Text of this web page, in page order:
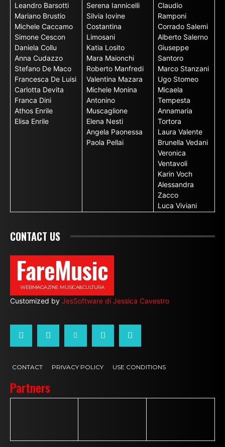
Leandro Barsotti
Mariano Brustio
Michele Caccamo
Simone Cescon
Daniela Collu
Anna Cudazzo
Stefano De Maco
Francesca De Luisi
Carlotta Devita
Franca Dini
Athos Enrile
Elisa Enrile
Serena Iannicelli
Silvia Iovine
Costantina
Limosani
Katia Losito
Mara Maionchi
Roberto Manfredi
Valentina Mazara
Michele Monina
Antonino
Muscaglione
Elena Nesti
Angela Paonessa
Paola Pellai
Claudio
Ramponi
Corrado Salemi
Alberto Salerno
Giuseppe
Santoro
Marco Stanzani
Ugo Stomeo
Micaela
Tempesta
Annamaria
Tortora
Laura Valente
Brunella Vedani
Veronica
Ventavoli
Karin Voch
Alessandra
Zacco
Luca Viviani
CONTACT US
FareMusic
WEBMAGAZINE MUSICA&CULTURA
Customized by JesSoftware di Jessica Cavestro
CONTACT PRIVACY POLICY USE CONDITIONS
Partners